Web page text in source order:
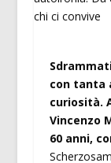
con tanta
curiosità.
Vincenzo
60 anni,